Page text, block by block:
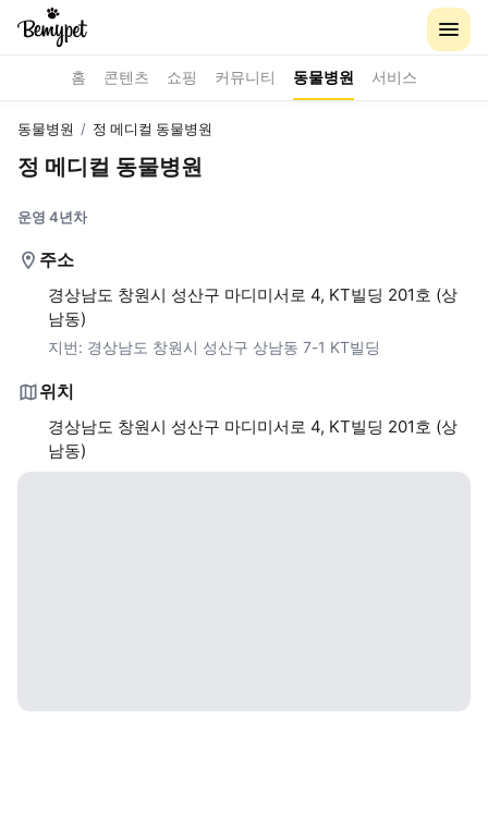
홈 콘텐츠 쇼핑 커뮤니티 동물병원 서비스
동물병원 / 정 메디컬 동물병원
정 메디컬 동물병원
운영 4년차
주소
경상남도 창원시 성산구 마디미서로 4, KT빌딩 201호 (상
남동)
지번: 경상남도 창원시 성산구 상남동 7-1 KT빌딩
위치
경상남도 창원시 성산구 마디미서로 4, KT빌딩 201호 (상
남동)